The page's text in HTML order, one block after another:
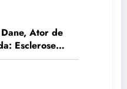
Ator de
Esclerose